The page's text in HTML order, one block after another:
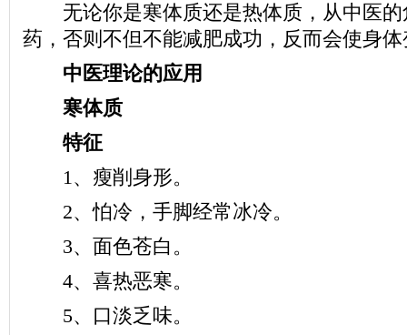
无论你是寒体质还是热体质，从中医的
药，否则不但不能减肥成功，反而会使身
中医理论的应用
寒体质
特征
1、瘦削身形。
2、怕冷，手脚经常冰冷。
3、面色苍白。
4、喜热恶寒。
5、口淡乏味。